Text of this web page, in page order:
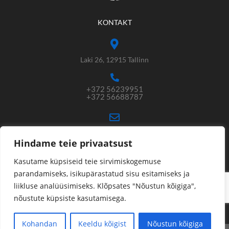
Hindame teie privaatsust
Kasutame küpsiseid teie sirvimiskogemuse
parandamiseks, isikupärastatud sisu esitamiseks ja
liikluse analüüsimiseks. Klõpsates "Nõustun kõigiga",
nõustute küpsiste kasutamisega.
Kohandan Keeldu kõigist Nõustun kõigiga
KONTAKT
Laki 26, 12915 Tallinn
+372 56239951
+372 56688787
varustaja@memi.ee
rain@memi.ee
Avamisajad: E-R 9:00 - 17:30